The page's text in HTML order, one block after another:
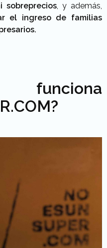
sobreprecios , y además,
el ingreso de familias